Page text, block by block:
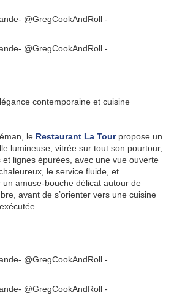
contemporaine et cuisine
le Restaurant La Tourpropose un
lumineuse, vitrée sur tout son pourtour,
lignes épurées, avec une vue ouverte
le service fluide, et
un amuse-bouche délicat autour de
avant de s’orienter vers une cuisine